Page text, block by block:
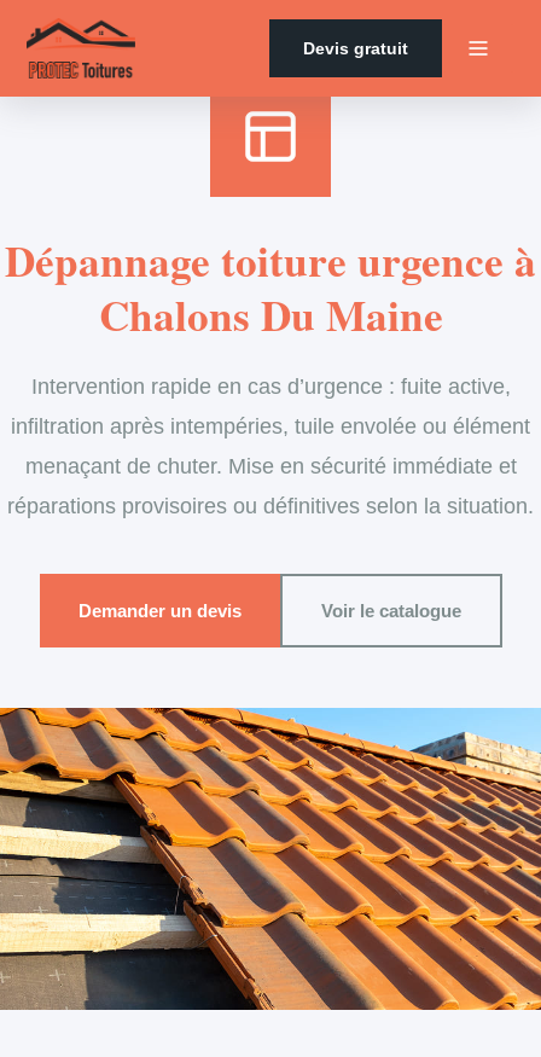
Devis gratuit
Accueil
Dépannage toiture urgence à
Chalons Du Maine
Intervention rapide en cas d’urgence : fuite active,
infiltration après intempéries, tuile envolée ou élément
menaçant de chuter. Mise en sécurité immédiate et
réparations provisoires ou définitives selon la situation.
Demander un devis Voir le catalogue